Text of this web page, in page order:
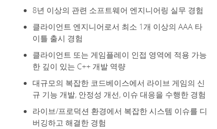
8년 이상의 관련 소프트웨어 엔지니어링 실무 경험
클라이언트 엔지니어로서 최소 1개 이상의 AAA 타
이틀 출시 경험
클라이언트 또는 게임플레이 인접 영역에 적용 가능
한 깊이 있는 C++ 개발 역량
대규모의 복잡한 코드베이스에서 라이브 게임의 신
규 기능 개발, 안정성 개선, 이슈 대응을 수행한 경험
라이브/프로덕션 환경에서 복잡한 시스템 이슈를 디
버깅하고 해결한 경험